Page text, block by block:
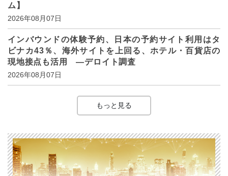
ム】
2026年08月07日
インバウンドの体験予約、日本の予約サイト利用はタ
ビナカ43％、海外サイトを上回る、ホテル・百貨店の
現地接点も活用 ―デロイト調査
2026年08月07日
もっと見る